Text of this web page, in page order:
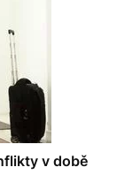
v době